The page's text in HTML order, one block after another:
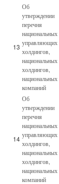
13
Об
утверждении
перечня
национальных
управляющих
холдингов,
национальных
холдингов,
национальных
компаний
14
Об
утверждении
перечня
национальных
управляющих
холдингов,
национальных
холдингов,
национальных
компаний